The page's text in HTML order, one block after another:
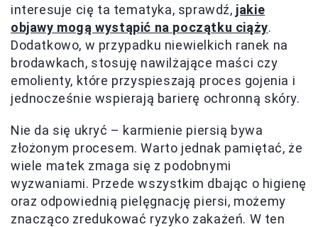
interesuje cię ta tematyka, sprawdź, jakie
objawy mogą wystąpić na początku ciąży.
Dodatkowo, w przypadku niewielkich ranek na
brodawkach, stosuję nawilżające maści czy
emolienty, które przyspieszają proces gojenia i
jednocześnie wspierają barierę ochronną skóry.
Nie da się ukryć – karmienie piersią bywa
złożonym procesem. Warto jednak pamiętać, że
wiele matek zmaga się z podobnymi
wyzwaniami. Przede wszystkim dbając o higienę
oraz odpowiednią pielęgnację piersi, możemy
znacząco zredukować ryzyko zakażeń. W ten